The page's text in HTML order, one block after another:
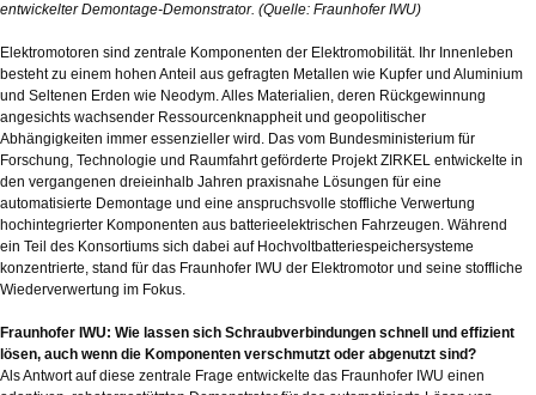
entwickelter Demontage-Demonstrator. (Quelle: Fraunhofer IWU)
Elektromotoren sind zentrale Komponenten der Elektromobilität. Ihr Innenleben
besteht zu einem hohen Anteil aus gefragten Metallen wie Kupfer und Aluminium
und Seltenen Erden wie Neodym. Alles Materialien, deren Rückgewinnung
angesichts wachsender Ressourcenknappheit und geopolitischer
Abhängigkeiten immer essenzieller wird. Das vom Bundesministerium für
Forschung, Technologie und Raumfahrt geförderte Projekt ZIRKEL entwickelte in
den vergangenen dreieinhalb Jahren praxisnahe Lösungen für eine
automatisierte Demontage und eine anspruchsvolle stoffliche Verwertung
hochintegrierter Komponenten aus batterieelektrischen Fahrzeugen. Während
ein Teil des Konsortiums sich dabei auf Hochvoltbatteriespeichersysteme
konzentrierte, stand für das Fraunhofer IWU der Elektromotor und seine stoffliche
Wiederverwertung im Fokus.
Fraunhofer IWU: Wie lassen sich Schraubverbindungen schnell und effizient
lösen, auch wenn die Komponenten verschmutzt oder abgenutzt sind?
Als Antwort auf diese zentrale Frage entwickelte das Fraunhofer IWU einen